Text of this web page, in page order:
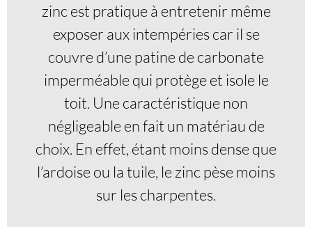
zinc est pratique à entretenir même
exposer aux intempéries car il se
couvre d’une patine de carbonate
imperméable qui protège et isole le
toit. Une caractéristique non
négligeable en fait un matériau de
choix. En effet, étant moins dense que
l’ardoise ou la tuile, le zinc pèse moins
sur les charpentes.